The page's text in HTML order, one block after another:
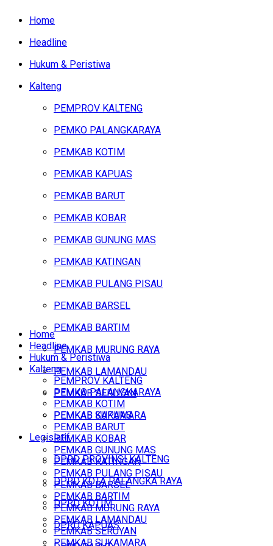
Home
Headline
Hukum & Peristiwa
Kalteng
PEMPROV KALTENG
PEMKO PALANGKARAYA
PEMKAB KOTIM
PEMKAB KAPUAS
PEMKAB BARUT
PEMKAB KOBAR
PEMKAB GUNUNG MAS
PEMKAB KATINGAN
PEMKAB PULANG PISAU
PEMKAB BARSEL
PEMKAB BARTIM
PEMKAB MURUNG RAYA
PEMKAB LAMANDAU
PEMKAB SERUYAN
PEMKAB SUKAMARA
Legislatif
DPRD PROVINSI KALTENG
DPRD KOTA PALANGKA RAYA
DPRD KOTIM
DPRD KAPUAS
Home
Headline
Hukum & Peristiwa
Kalteng
PEMPROV KALTENG
PEMKO PALANGKARAYA
PEMKAB KOTIM
PEMKAB KAPUAS
PEMKAB BARUT
PEMKAB KOBAR
PEMKAB GUNUNG MAS
PEMKAB KATINGAN
PEMKAB PULANG PISAU
PEMKAB BARSEL
PEMKAB BARTIM
PEMKAB MURUNG RAYA
PEMKAB LAMANDAU
PEMKAB SERUYAN
PEMKAB SUKAMARA